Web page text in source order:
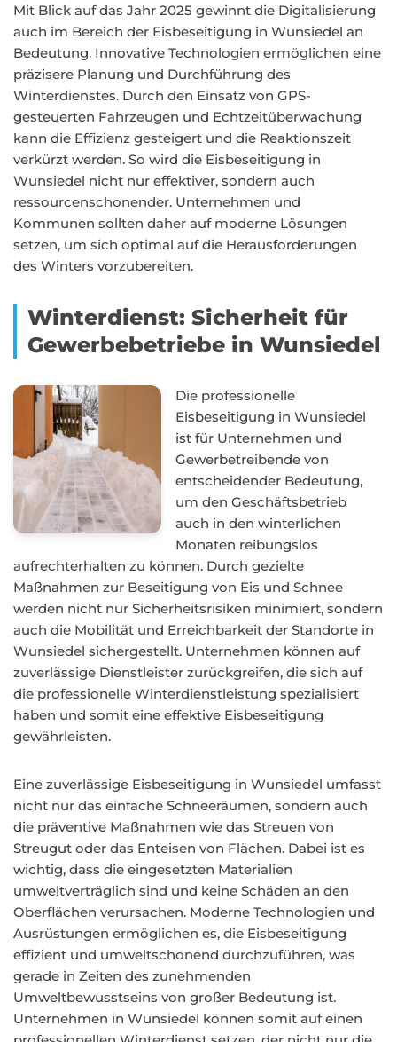
Mit Blick auf das Jahr 2025 gewinnt die Digitalisierung
auch im Bereich der Eisbeseitigung in Wunsiedel an
Bedeutung. Innovative Technologien ermöglichen eine
präzisere Planung und Durchführung des
Winterdienstes. Durch den Einsatz von GPS-
gesteuerten Fahrzeugen und Echtzeitüberwachung
kann die Effizienz gesteigert und die Reaktionszeit
verkürzt werden. So wird die Eisbeseitigung in
Wunsiedel nicht nur effektiver, sondern auch
ressourcenschonender. Unternehmen und
Kommunen sollten daher auf moderne Lösungen
setzen, um sich optimal auf die Herausforderungen
des Winters vorzubereiten.
Winterdienst: Sicherheit für
Gewerbebetriebe in Wunsiedel
Die professionelle
Eisbeseitigung in Wunsiedel
ist für Unternehmen und
Gewerbetreibende von
entscheidender Bedeutung,
um den Geschäftsbetrieb
auch in den winterlichen
Monaten reibungslos
aufrechterhalten zu können. Durch gezielte
Maßnahmen zur Beseitigung von Eis und Schnee
werden nicht nur Sicherheitsrisiken minimiert, sondern
auch die Mobilität und Erreichbarkeit der Standorte in
Wunsiedel sichergestellt. Unternehmen können auf
zuverlässige Dienstleister zurückgreifen, die sich auf
die professionelle Winterdienstleistung spezialisiert
haben und somit eine effektive Eisbeseitigung
gewährleisten.
Eine zuverlässige Eisbeseitigung in Wunsiedel umfasst
nicht nur das einfache Schneeräumen, sondern auch
die präventive Maßnahmen wie das Streuen von
Streugut oder das Enteisen von Flächen. Dabei ist es
wichtig, dass die eingesetzten Materialien
umweltverträglich sind und keine Schäden an den
Oberflächen verursachen. Moderne Technologien und
Ausrüstungen ermöglichen es, die Eisbeseitigung
effizient und umweltschonend durchzuführen, was
gerade in Zeiten des zunehmenden
Umweltbewusstseins von großer Bedeutung ist.
Unternehmen in Wunsiedel können somit auf einen